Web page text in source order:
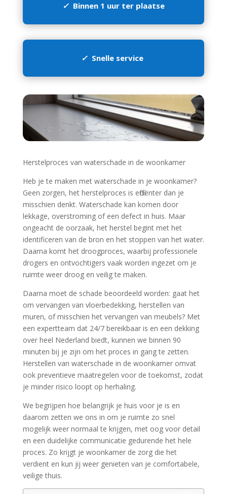
✓Binnen 1 uur ter plaatse
✓ Snelle service
Herstelproces van waterschade in de woonkamer
Heb je te maken met waterschade in je woonkamer?
Geen zorgen, het herstelproces is efficiënter dan je
misschien denkt.​ Waterschade kan komen door
lekkage, overstroming of een defect in huis.​ Maar
ongeacht de oorzaak, het herstel begint met het
identificeren van de bron en het stoppen van het water.​
Daarna komt het droogproces, waarbij professionele
drogers en ontvochtigers vaak worden ingezet om je
ruimte weer droog en veilig te maken.​
Daarna moet de schade beoordeeld worden: gaat het
om vervangen van vloerbedekking, herstellen van
muren, of misschien het vervangen van meubels? Met
een expertteam dat 24/7 bereikbaar is en een dekking
over heel Nederland biedt, kunnen we binnen 90
minuten bij je zijn om het proces in gang te zetten.​
Herstellen van waterschade in de woonkamer omvat
ook preventieve maatregelen voor de toekomst, zodat
je minder risico loopt op herhaling.​
We begrijpen hoe belangrijk je huis voor je is en
daarom zetten we ons in om je ruimte zo snel
mogelijk weer normaal te krijgen, met oog voor detail
en een duidelijke communicatie gedurende het hele
proces.​ Zo krijgt je woonkamer de zorg die het
verdient en kun jij weer genieten van je comfortabele,
veilige thuis.​